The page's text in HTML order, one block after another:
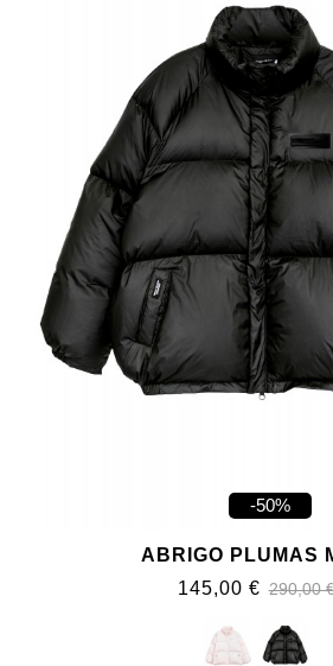
-50%
ABRIGO PLUMAS
145,00 € 290,00